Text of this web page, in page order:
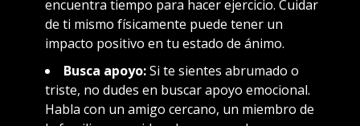
encuentra tiempo para hacer ejercicio. Cuidar
de ti mismo físicamente puede tener un
impacto positivo en tu estado de ánimo.
Busca apoyo:Si te sientes abrumado o
triste, no dudes en buscar apoyo emocional.
Habla con un amigo cercano, un miembro de